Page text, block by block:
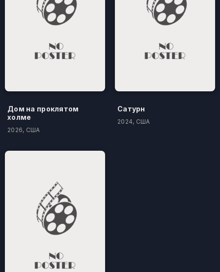
Дом на проклятом
холме
2026, США
Сатурн
2024, США